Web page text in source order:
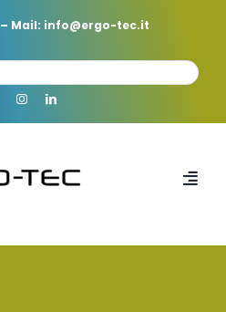
– Mail: info@ergo-tec.it
HOME